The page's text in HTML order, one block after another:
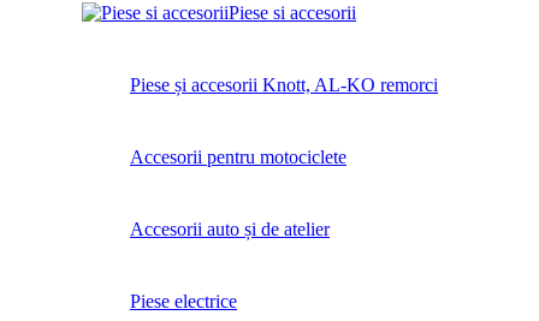
Piese si accesorii
Piese și accesorii Knott, AL-KO remorci
Accesorii pentru motociclete
Accesorii auto și de atelier
Piese electrice